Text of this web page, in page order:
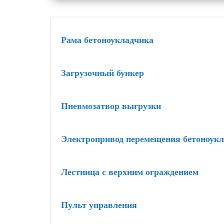
Рама бетоноукладчика
Загрузочный бункер
Пневмозатвор выгрузки
Электропривод перемещения
Лестница с верхним ограждением
Пульт управления